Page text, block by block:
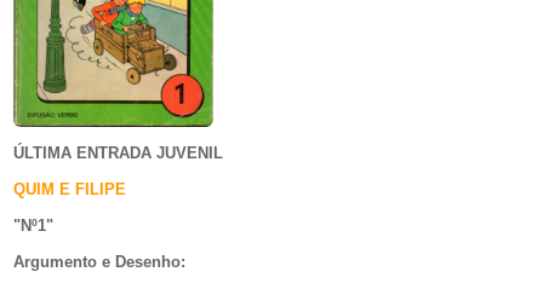
ÚLTIMA ENTRADA JUVENIL
QUIM E FILIPE
"Nº1"
Argumento e Desenho: